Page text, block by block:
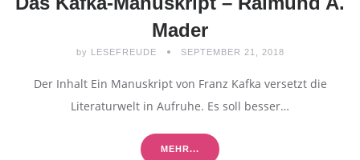
Mader
by LESEFREUDE SEPTEMBER 21, 2018
Der Inhalt Ein Manuskript von Franz Kafka versetzt die
Literaturwelt in Aufruhe. Es soll besser…
MEHR...